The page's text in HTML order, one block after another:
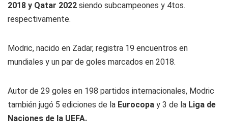
2018 y Qatar 2022 siendo subcampeones y 4tos.
respectivamente.
Modric, nacido en Zadar, registra 19 encuentros en
mundiales y un par de goles marcados en 2018.
Autor de 29 goles en 198 partidos internacionales, Modric
también jugó 5 ediciones de la Eurocopa y 3 de la Liga de
Naciones de la UEFA.